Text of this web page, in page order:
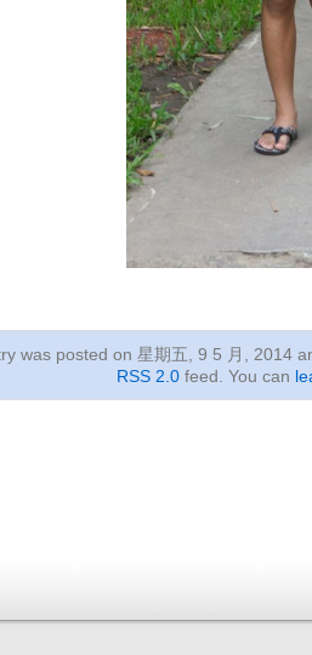
was posted on 星期五, 9 5 月, 2014
RSS 2.0feed. You can